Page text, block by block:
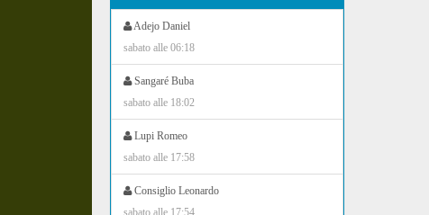
Adejo Daniel
sabato alle 06:18
Sangaré Buba
sabato alle 18:02
Lupi Romeo
sabato alle 17:58
Consiglio Leonardo
sabato alle 17:54